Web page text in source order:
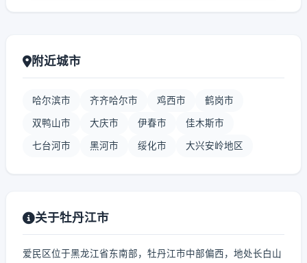
附近城市
哈尔滨市 齐齐哈尔市 鸡西市 鹤岗市
双鸭山市 大庆市 伊春市 佳木斯市
七台河市 黑河市 绥化市 大兴安岭地区
关于牡丹江市
爱民区位于黑龙江省东南部，牡丹江市中部偏西，地处长白山